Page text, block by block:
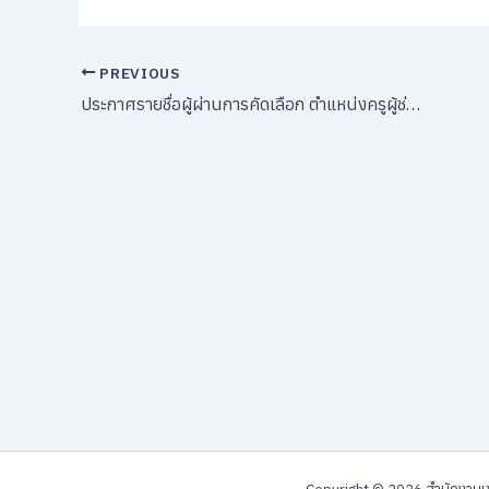
PREVIOUS
ประกาศรายชื่อผู้ผ่านการคัดเลือก ตำแหน่งครูผู้ช่วย กรณีที่มีความจำเป็นหรือมีเหตุพิเศษ ปี พ.ศ. 2567